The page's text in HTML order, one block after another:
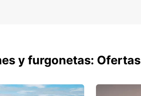
y furgonetas: Ofertas